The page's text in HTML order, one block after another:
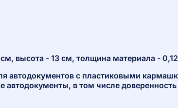
высота - 13 см, толщина материала -
автодокументов с пластиковыми
автодокументы, в том числе